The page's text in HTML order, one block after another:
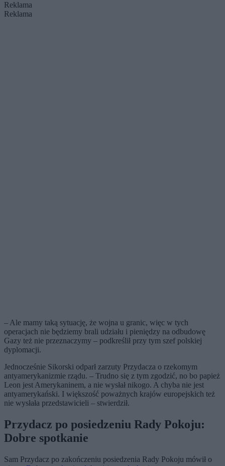
Reklama
Reklama
– Ale mamy taką sytuację, że wojna u granic, więc w tych
operacjach nie będziemy brali udziału i pieniędzy na odbudowę
Gazy też nie przeznaczymy – podkreślił przy tym szef polskiej
dyplomacji.
Jednocześnie Sikorski odparł zarzuty Przydacza o rzekomym
antyamerykanizmie rządu. – Trudno się z tym zgodzić, no bo papież
Leon jest Amerykaninem, a nie wysłał nikogo. A chyba nie jest
antyamerykański. I większość poważnych krajów europejskich też
nie wysłała przedstawicieli – stwierdził.
Przydacz po posiedzeniu Rady Pokoju:
Dobre spotkanie
Sam Przydacz po zakończeniu posiedzenia Rady Pokoju mówił o